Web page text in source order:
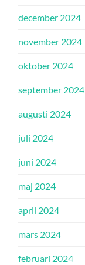
december 2024
november 2024
oktober 2024
september 2024
augusti 2024
juli 2024
juni 2024
maj 2024
april 2024
mars 2024
februari 2024